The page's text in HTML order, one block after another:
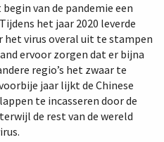
van de pandemie een
het jaar 2020 leverde
virus overal uit te stampen
ervoor zorgen dat er bijna
regio’s het zwaar te
jaar lijkt de Chinese
te incasseren door de
de rest van de wereld